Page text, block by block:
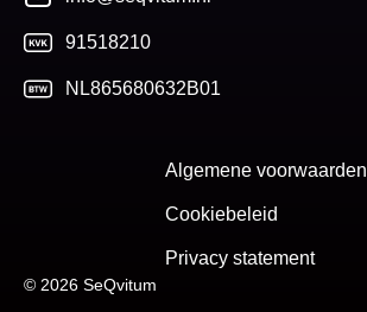
91518210
NL865680632B01
© 2026 SeQvitum
Algemene voorwaarden
Cookiebeleid
Privacy statement